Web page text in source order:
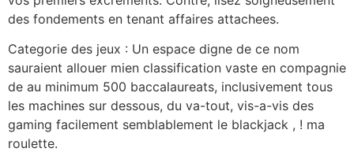
des fondements en tenant affaires attachees.
Categorie des jeux : Un espace digne de ce nom
sauraient allouer mien classification vaste en compagnie
de au minimum 500 baccalaureats, inclusivement tous
les machines sur dessous, du va-tout, vis-a-vis des
gaming facilement semblablement le blackjack , ! ma
roulette.